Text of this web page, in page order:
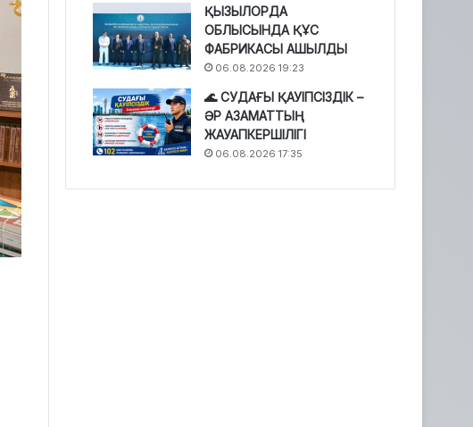
ҚЫЗЫЛОРДА
ОБЛЫСЫНДА ҚҰС
ФАБРИКАСЫ АШЫЛДЫ
06.08.2026 19:23
🌊 СУДАҒЫ ҚАУІПСІЗДІК –
ӘР АЗАМАТТЫҢ
ЖАУАПКЕРШІЛІГІ
06.08.2026 17:35